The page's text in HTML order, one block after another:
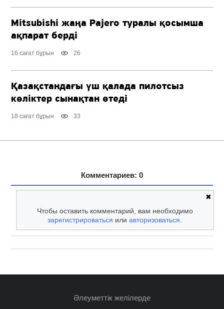
Mitsubishi жаңа Pajero туралы қосымша
ақпарат берді
16 сағат бұрын 26
Қазақстандағы үш қалада пилотсыз
көліктер сынақтан өтеді
18 сағат бұрын 33
Комментариев: 0
✖
Чтобы оставить комментарий, вам необходимо
зарегистрироваться илиавторизоваться
Әлеуметтік желілерде